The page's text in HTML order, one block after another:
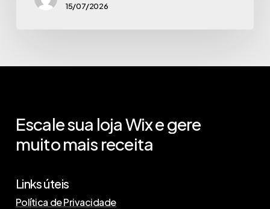
15/07/2026
Escalesua lojaWixegere
muitomais receita
Links úteis
Política de Privacidade